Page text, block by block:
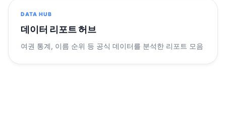
DATA HUB
데이터 리포트 허브
여권 통계, 이름 순위 등 공식 데이터를 분석한 리포트 모음